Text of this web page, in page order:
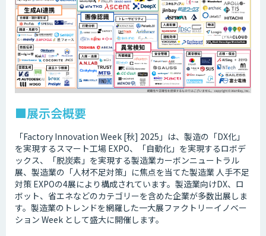
■展示会概要
「Factory Innovation Week [秋] 2025」は、製造の「DX化」
を実現するスマート工場 EXPO、「自動化」を実現するロボデ
ックス、「脱炭素」を実現する製造業カーボンニュートラル
展、製造業の「人材不足対策」に焦点を当てた製造業 人手不足
対策 EXPOの4展により構成されています。製造業向けDX、ロ
ボット、省エネなどのカテゴリーを含めた企業が多数出展しま
す。製造業のトレンドを網羅した一大展ファクトリーイノベー
ション Week として盛大に開催します。